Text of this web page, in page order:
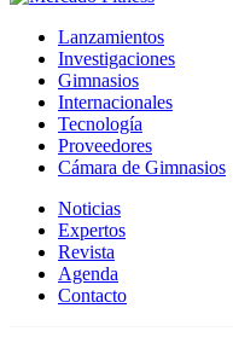
Lanzamientos
Investigaciones
Gimnasios
Internacionales
Tecnología
Proveedores
Cámara de Gimnasios
Noticias
Expertos
Revista
Agenda
Contacto